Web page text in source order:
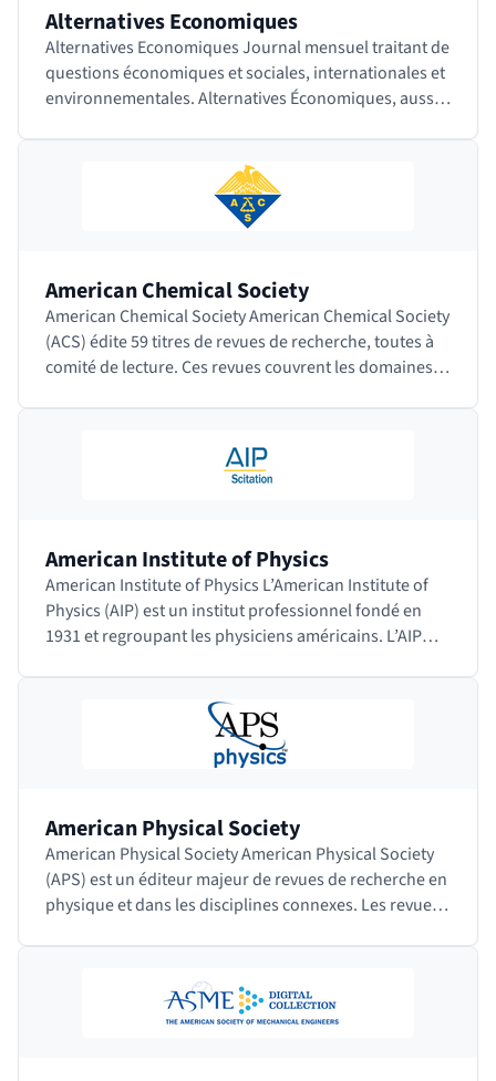
Alternatives Economiques
Alternatives Economiques Journal mensuel traitant de
questions économiques et sociales, internationales et
environnementales. Alternatives Économiques, aussi
American Chemical Society
American Chemical Society American Chemical Society
(ACS) édite 59 titres de revues de recherche, toutes à
comité de lecture. Ces revues couvrent les domaines
American Institute of Physics
American Institute of Physics L’American Institute of
Physics (AIP) est un institut professionnel fondé en
1931 et regroupant les physiciens américains. L’AIP
American Physical Society
American Physical Society American Physical Society
(APS) est un éditeur majeur de revues de recherche en
physique et dans les disciplines connexes. Les revues